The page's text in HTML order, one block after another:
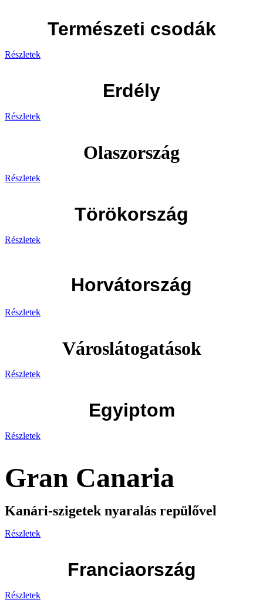
Természeti csodák
Részletek
Erdély
Részletek
Olaszország
Részletek
Törökország
Részletek
Horvátország
Részletek
Városlátogatások
Részletek
Egyiptom
Részletek
Gran Canaria
Kanári-szigetek nyaralás repülővel
Részletek
Franciaország
Részletek